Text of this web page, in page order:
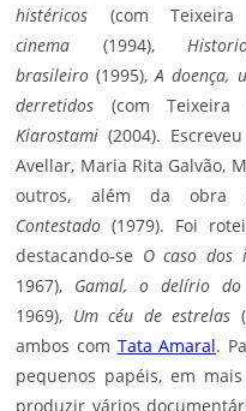
histéricos (com
cinema (1994),
brasileiro(1995),A doença,
derretidos (com
Kiarostami(2004).
Avellar, Maria Rita Galvão,
outros, além da obra
Contestado(1979). Foi
destacando-se O caso dos
1967), Gamal, o delírio do
1969), Um céu de estrelas
ambos com Tata Amaral.
pequenos papéis, em
produzir vários